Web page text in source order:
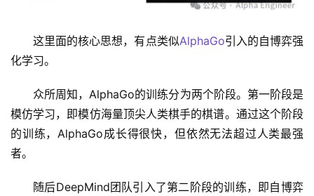
这里面的核心思想，有点类似AlphaGo引入的自博弈强
化学习。
众所周知，AlphaGo的训练分为两个阶段。第一阶段是
模仿学习，即模仿海量顶尖人类棋手的棋谱。通过这个阶段
的训练，AlphaGo成长得很快，但依然无法超过人类最强
者。
随后DeepMind团队引入了第二阶段的训练，即自博弈